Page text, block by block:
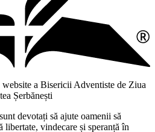
website a Bisericii Adventiste de Ziua
Șerbănești
devotați să ajute oamenii să
libertate, vindecare și speranță în